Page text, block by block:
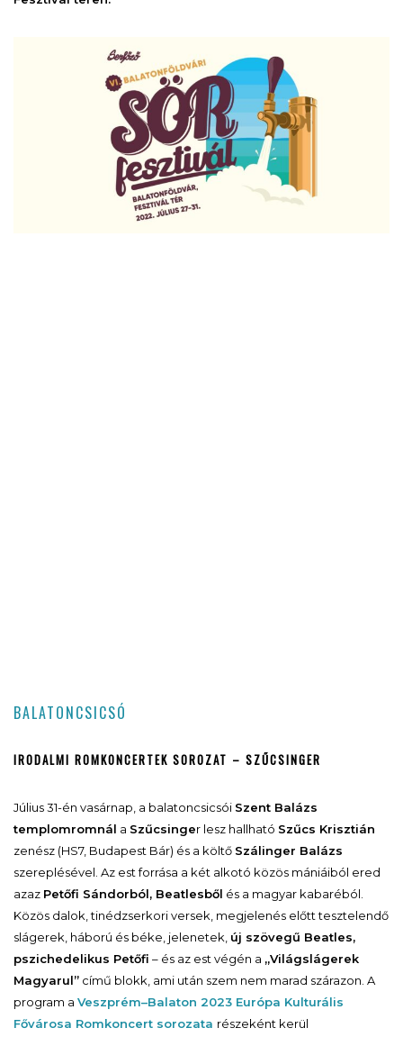
BALATONCSICSÓ
IRODALMI ROMKONCERTEK SOROZAT – SZŰCSINGER
Július 31-én vasárnap, a balatoncsicsói Szent Balázs
templomromnál a Szűcsinger lesz hallható Szűcs Krisztián
zenész (HS7, Budapest Bár) és a költő Szálinger Balázs
szereplésével. Az est forrása a két alkotó közös mániáiból ered
azaz Petőfi Sándorból, Beatlesből és a magyar kabaréból.
Közös dalok, tinédzserkori versek, megjelenés előtt tesztelendő
slágerek, háború és béke, jelenetek, új szövegű Beatles,
pszichedelikus Petőfi – és az est végén a „Világslágerek
Magyarul” című blokk, ami után szem nem marad szárazon. A
program a Veszprém–Balaton 2023 Európa Kulturális
Fővárosa Romkoncert sorozata részeként kerül